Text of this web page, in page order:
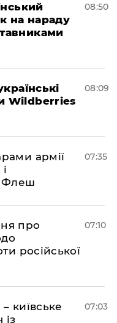
на нараду
08:50
Wildberries
08:09
армії
Флеш
07:35
про
російської
07:10
київське
із
07:03